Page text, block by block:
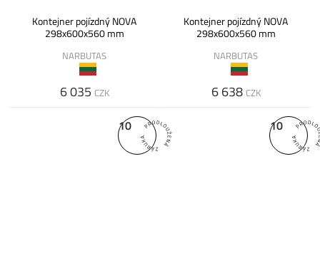
Kontejner pojízdný NOVA
298x600x560 mm
NARBUTAS
6 035 CZK
Kontejner pojízdný NOVA
298x600x560 mm
NARBUTAS
6 638 CZK
10 10